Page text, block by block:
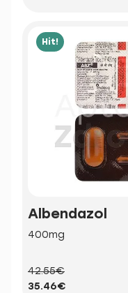
Hit!
Albendazol
400mg
42.55€
35.46€